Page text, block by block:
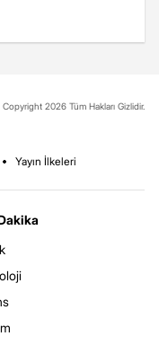
2026 Tüm Hakları Gizlidir.
Yayın İlkeleri